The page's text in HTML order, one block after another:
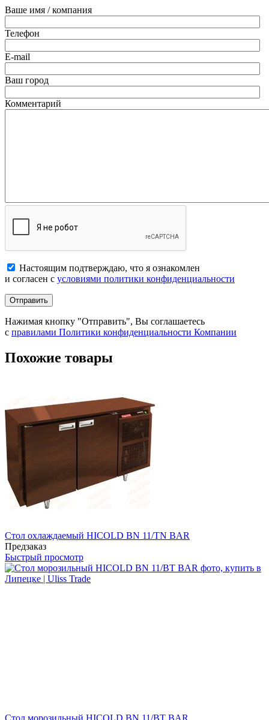
Ваше имя / компания
Телефон
E-mail
Ваш город
Комментарий
Настоящим подтверждаю, что я ознакомлен
и согласен с условиями политики конфиденциальности
Отправить
Нажимая кнопку "Отправить", Вы соглашаетесь
с правилами Политики конфиденциальности Компании
Похожие товары
Стол охлаждаемый HICOLD BN 11/TN BAR
Предзаказ
Быстрый просмотр
Стол морозильный HICOLD BN 11/BT BAR